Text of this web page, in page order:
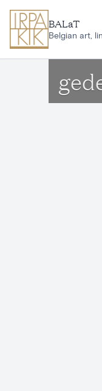
BALaT
Belgian art,